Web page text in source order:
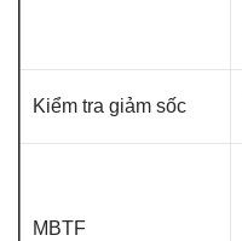
Kiểm tra giảm sốc
MBTF